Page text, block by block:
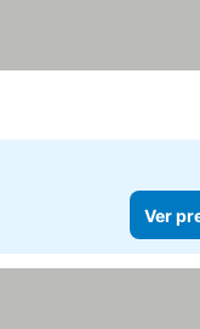
Ver